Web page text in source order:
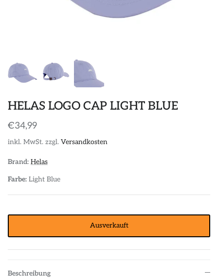
HELAS LOGO CAP LIGHT BLUE
€34,99
inkl. MwSt. zzgl. Versandkosten
Brand: Helas
Farbe: Light Blue
Ausverkauft
Beschreibung